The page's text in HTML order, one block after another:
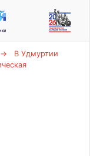
→
В Удмуртии